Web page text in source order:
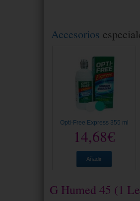
Accesorios
Opti-Free Express 355 ml
14,68€
Añadir
G Humed 45 (1